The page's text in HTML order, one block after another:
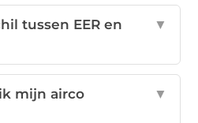
tussen EER en
▼
mijn airco
▼